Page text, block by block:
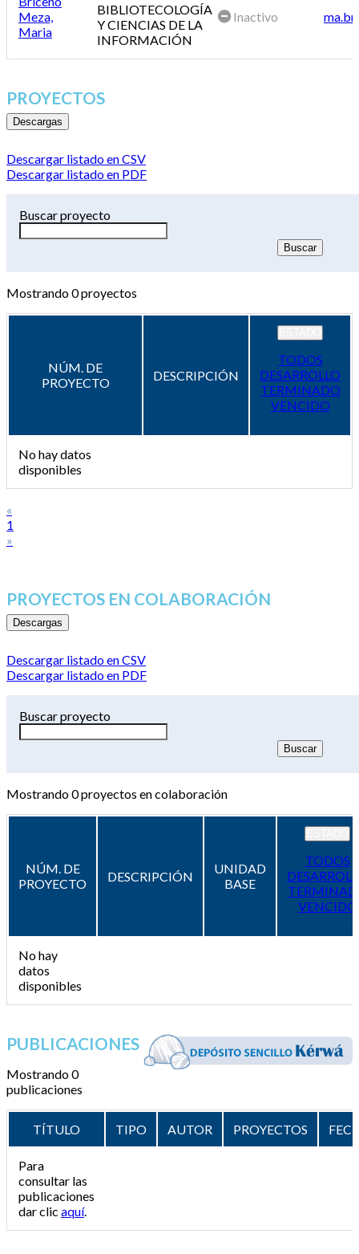
Meza,
Maria
BIBLIOTECOLOGÍA
Y CIENCIAS DE LA
INFORMACIÓN
Inactivo
PROYECTOS
Descargas
Descargar listado en CSV
Descargar listado en PDF
Buscar proyecto
Mostrando0proyectos
NÚM. DE
PROYECTO
DESCRIPCIÓN
TODOS
DESARROLLO
TERMINADO
VENCIDO
No hay datos
disponibles
«
1
»
PROYECTOS EN COLABORACIÓN
Descargas
Descargar listado en CSV
Descargar listado en PDF
Buscar proyecto
Mostrando0proyectos en colaboración
NÚM. DE
PROYECTO
DESCRIPCIÓN
UNIDAD
BASE
TODOS
VENCIDO
No hay
datos
disponibles
PUBLICACIONES
Mostrando 0
publicaciones
TÍTULO TIPO AUTOR PROYECTOS
Para
consultar las
publicaciones
dar clic aquí.